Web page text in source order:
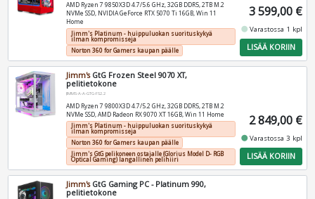
AMD Ryzen 7 9850X3D 4.7/5.6 GHz, 32GB DDR5, 2TB M.2
NVMe SSD, NVIDIA GeForce RTX 5070 Ti 16GB, Win 11
Home
Jimm's Platinum - huippuluokan suorituskykyä
ilman kompromisseja
Norton 360 for Gamers kaupan päälle
3 599,00 €
fiber_manual_record Varastossa 1 kpl
LISÄÄ KORIIN
Jimm'sGtG Frozen Steel 9070 XT,
pelitietokone
JIMMS-A-A-GTG-FS2.2
AMD Ryzen 7 9800X3D 4.7/5.2 GHz, 32GB DDR5, 2TB M.2
NVMe SSD, AMD Radeon RX 9070 XT 16GB, Win 11 Home
Jimm's Platinum - huippuluokan suorituskykyä
ilman kompromisseja
Norton 360 for Gamers kaupan päälle
Jimm's GtG pelikoneen ostajalle (Glorius Model D- RGB
Optical Gaming) langallinen pelihiiri
2 849,00 €
fiber_manual_recordVarastossa 3 kpl
LISÄÄ KORIIN
Jimm'sGtG Gaming PC - Platinum 990,
pelitietokone